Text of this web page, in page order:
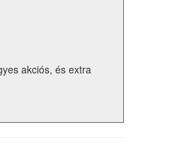
akciós, és extra